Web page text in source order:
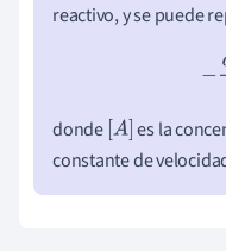
reactivo, y se puede
−
donde [A] es la
constante de